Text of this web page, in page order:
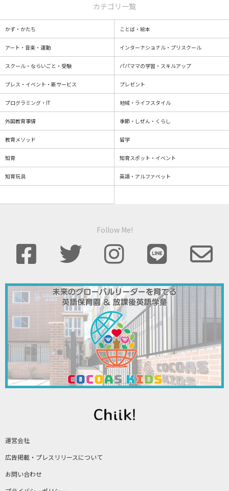
運営会社
広告掲載・プレスリリースについて
お問い合わせ
カテゴリ一覧
かず・かたち ことば・絵本
アート・音楽・運動 インターナショナル・プリスクール
スクール・ならいごと・受験 パパママの学習・スキルアップ
プレス・イベント・新サービス プレゼント
プログラミング・IT 地域・ライフスタイル
外国教育事情 季節・しぜん・くらし
教育メソッド 留学
知育 知育スポット・イベント
知育玩具 英語・アルファベット
Follow Me!